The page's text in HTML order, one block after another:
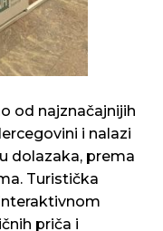
od najznačajnijih
i nalazi
dolazaka, prema
Turistička
priča i